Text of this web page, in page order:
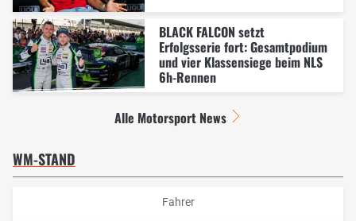
BLACK FALCON setzt
Erfolgsserie fort: Gesamtpodium
und vier Klassensiege beim NLS
6h-Rennen
Alle Motorsport News
WM-STAND
Fahrer